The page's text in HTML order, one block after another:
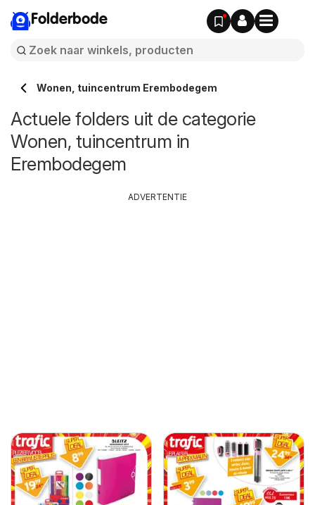
Folderbode
Wonen, tuincentrum Erembodegem
Actuele folders uit de categorie
Wonen, tuincentrum in
Erembodegem
ADVERTENTIE